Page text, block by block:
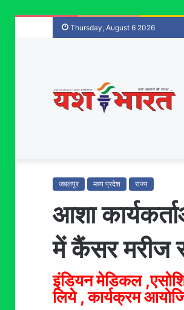
Thursday, August 6 2026
जबलपुर मध्य प्रदेश राज्य
आशा
में कैंसर मरीज
इंडियन मेडिकल
लिये , कार्यक्रम